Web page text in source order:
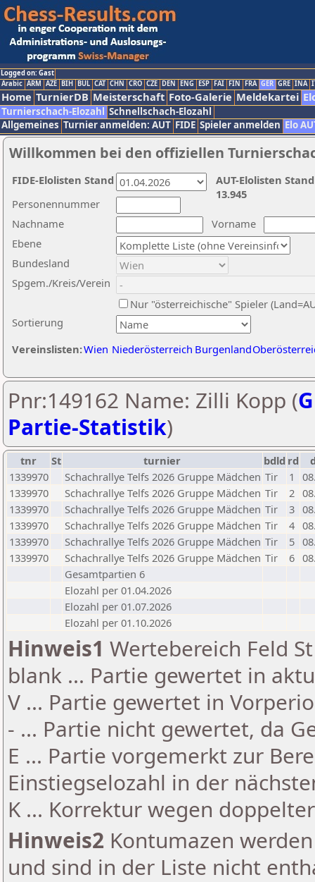
Logged on: Gast
Arabic ARM AZE BIH BUL CAT CHN CRO CZE DEN ENG ESP FAI FIN FRA GER GRE INA
Home TurnierDB Meisterschaft Foto-Galerie Meldekartei
Turnierschach-Elozahl Schnellschach-Elozahl
Allgemeines Turnier anmelden: AUT FIDE Spieler anmelden Elo
Willkommen bei den offiziellen
Nachname
Vorname
Ebene
Sortierung
Personennummer
Bundesland
Spgem./Kreis/Verein
Nur "österreichische" Spieler
Vereinslisten:Wien Niederösterreich Burgenland
AUT-Elolisten
13.945
FIDE-Elolisten Stand
Pnr:149162 Name: Zilli Kopp (
Partie-Statistik)
tnr St turnier bdld rd
1339970
Schachrallye Telfs 2026 Gruppe Mädchen Tir 1
1339970
Schachrallye Telfs 2026 Gruppe Mädchen Tir 2
1339970
Schachrallye Telfs 2026 Gruppe Mädchen Tir 3
1339970
Schachrallye Telfs 2026 Gruppe Mädchen Tir 4
1339970
Schachrallye Telfs 2026 Gruppe Mädchen Tir 5
1339970
Schachrallye Telfs 2026 Gruppe Mädchen Tir 6
Gesamtpartien 6
Elozahl per 01.04.2026
Elozahl per 01.07.2026
Elozahl per 01.10.2026
Hinweis1 Wertebereich Feld
blank ... Partie gewertet in
V ... Partie gewertet in
- ... Partie nicht gewertet, da
E ... Partie vorgemerkt zur
Einstiegselozahl in der
K ... Korrektur wegen
Hinweis2 Kontumazen
und sind in der Liste nicht